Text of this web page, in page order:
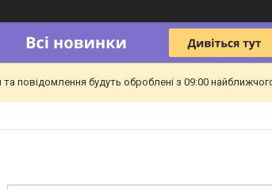
повідомлення будуть оброблені з 09:00